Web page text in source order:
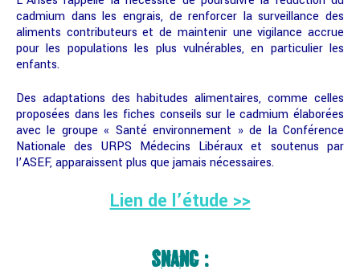
cadmium dans les engrais, de renforcer la surveillance des
aliments contributeurs et de maintenir une vigilance accrue
pour les populations les plus vulnérables, en particulier les
enfants.
Des adaptations des habitudes alimentaires, comme celles
proposées dans les fiches conseils sur le cadmium élaborées
avec le groupe « Santé environnement » de la Conférence
Nationale des URPS Médecins Libéraux et soutenus par
l’ASEF, apparaissent plus que jamais nécessaires.
Lien de l’étude >>
SNANC :